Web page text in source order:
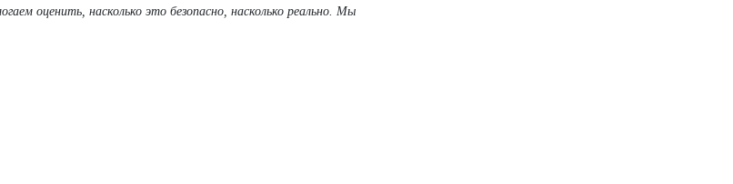
оценить, насколько это безопасно, насколько реально. Мы